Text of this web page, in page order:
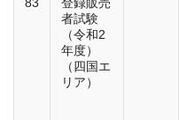
者試験
（令和2
年度）
（四国エ
リア）